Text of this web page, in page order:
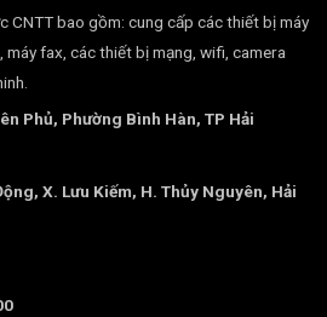
CNTT bao gồm: cung cấp các thiết bị máy
máy fax, các thiết bị mạng, wifi, camera
Phủ, Phường Bình Hàn, TP Hải
X. Lưu Kiếm, H. Thủy Nguyên, Hải